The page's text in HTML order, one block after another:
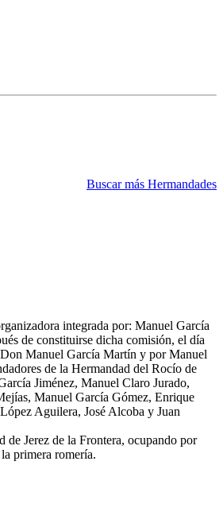
Buscar más Hermandades
integrada por: Manuel García
de constituirse dicha comisión, el día
Don Manuel García Martín y por Manuel
de la Hermandad del Rocío de
Jiménez, Manuel Claro Jurado,
Manuel García Gómez, Enrique
Aguilera, José Alcoba y Juan
de Jerez de la Frontera, ocupando por
primera romería.